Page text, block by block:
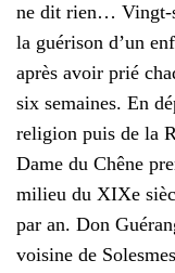
ne dit rien… Vingt-
la guérison d’un
après avoir prié
six semaines. En
religion puis de la
Dame du Chêne
milieu du XIXe
par an. Don
voisine de